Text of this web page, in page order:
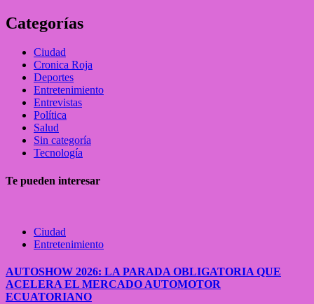
Categorías
Ciudad
Cronica Roja
Deportes
Entretenimiento
Entrevistas
Política
Salud
Sin categoría
Tecnología
Te pueden interesar
Ciudad
Entretenimiento
AUTOSHOW 2026: LA PARADA OBLIGATORIA QUE
ACELERA EL MERCADO AUTOMOTOR
ECUATORIANO